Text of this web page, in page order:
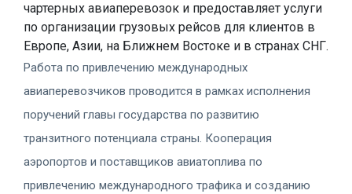
чартерных авиаперевозок и предоставляет услуги
по организации грузовых рейсов для клиентов в
Европе, Азии, на Ближнем Востоке и в странах СНГ.
Работа по привлечению международных
авиаперевозчиков проводится в рамках исполнения
поручений главы государства по развитию
транзитного потенциала страны. Кооперация
аэропортов и поставщиков авиатоплива по
привлечению международного трафика и созданию